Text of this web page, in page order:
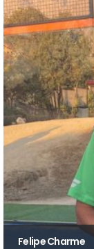
Felipe Charme